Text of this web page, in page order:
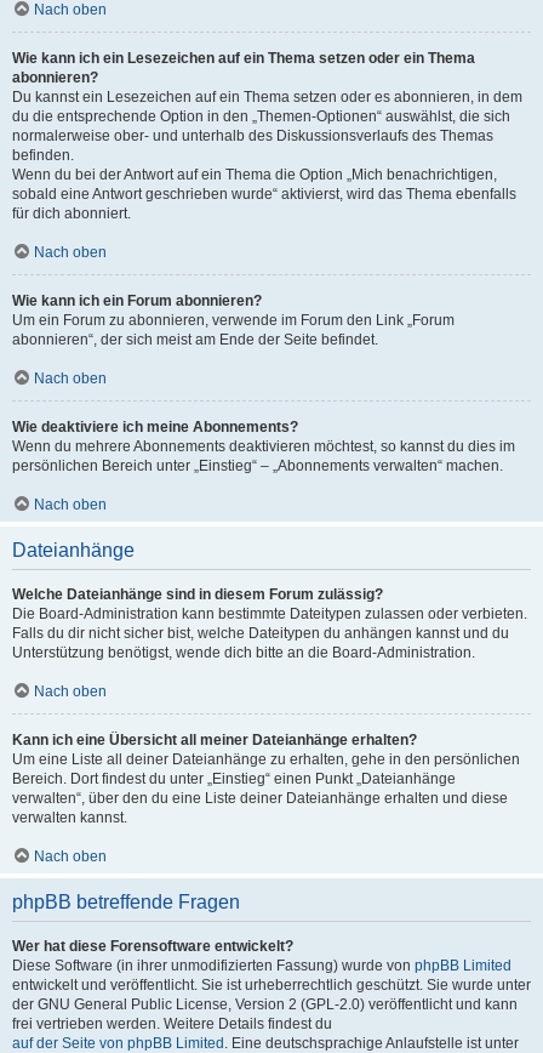
Nach oben
Wie kann ich ein Lesezeichen auf ein Thema setzen oder ein Thema
abonnieren?
Du kannst ein Lesezeichen auf ein Thema setzen oder es abonnieren, in dem
du die entsprechende Option in den „Themen-Optionen“ auswählst, die sich
normalerweise ober- und unterhalb des Diskussionsverlaufs des Themas
befinden.
Wenn du bei der Antwort auf ein Thema die Option „Mich benachrichtigen,
sobald eine Antwort geschrieben wurde“ aktivierst, wird das Thema ebenfalls
für dich abonniert.
Nach oben
Wie kann ich ein Forum abonnieren?
Um ein Forum zu abonnieren, verwende im Forum den Link „Forum
abonnieren“, der sich meist am Ende der Seite befindet.
Nach oben
Wie deaktiviere ich meine Abonnements?
Wenn du mehrere Abonnements deaktivieren möchtest, so kannst du dies im
persönlichen Bereich unter „Einstieg“ – „Abonnements verwalten“ machen.
Nach oben
Dateianhänge
Welche Dateianhänge sind in diesem Forum zulässig?
Die Board-Administration kann bestimmte Dateitypen zulassen oder verbieten.
Falls du dir nicht sicher bist, welche Dateitypen du anhängen kannst und du
Unterstützung benötigst, wende dich bitte an die Board-Administration.
Nach oben
Kann ich eine Übersicht all meiner Dateianhänge erhalten?
Um eine Liste all deiner Dateianhänge zu erhalten, gehe in den persönlichen
Bereich. Dort findest du unter „Einstieg“ einen Punkt „Dateianhänge
verwalten“, über den du eine Liste deiner Dateianhänge erhalten und diese
verwalten kannst.
Nach oben
phpBB betreffende Fragen
Wer hat diese Forensoftware entwickelt?
Diese Software (in ihrer unmodifizierten Fassung) wurde von phpBB Limited
entwickelt und veröffentlicht. Sie ist urheberrechtlich geschützt. Sie wurde unter
der GNU General Public License, Version 2 (GPL-2.0) veröffentlicht und kann
frei vertrieben werden. Weitere Details findest du
auf der Seite von phpBB Limited . Eine deutschsprachige Anlaufstelle ist unter